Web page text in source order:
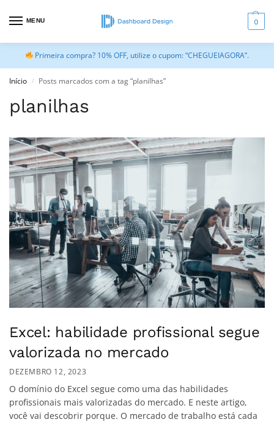
MENU 0
Primeira compra? 10% OFF, utilize o cupom: “CHEGUEIAGORA”.
Início / Posts marcados com a tag “planilhas”
planilhas
Excel: habilidade profissional segue
valorizada no mercado
DEZEMBRO 12, 2023
O domínio do Excel segue como uma das habilidades
profissionais mais valorizadas do mercado. E neste artigo,
você vai descobrir porque. O mercado de trabalho está cada